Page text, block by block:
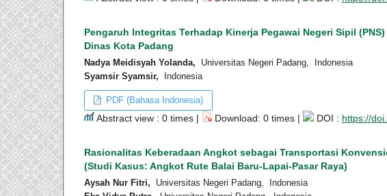
Pengaruh Integritas Terhadap Kinerja Pegawai Negeri Sipil
Dinas Kota Padang
Nadya Meidisyah Yolanda, Universitas Negeri Padang, Indonesia
Syamsir Syamsir, Indonesia
PDF (Bahasa Indonesia)
Abstract view : 0 times | Download: 0 times | DOI : https://
Rasionalitas Keberadaan Angkot sebagai Transportasi
(Studi Kasus: Angkot Rute Balai Baru-Lapai-Pasar Raya)
Aysah Nur Fitri, Universitas Negeri Padang, Indonesia